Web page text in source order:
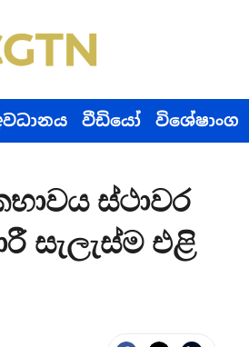
වීඩියෝ විශේෂාංග
ස්ථාවර
සැලැස්ම එළි